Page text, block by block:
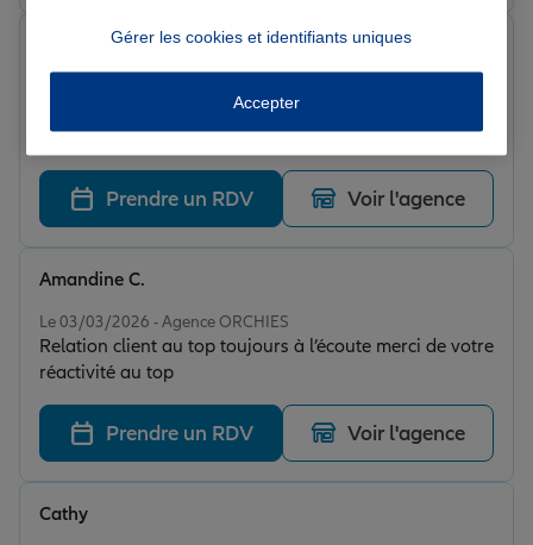
Mon conseiller a repondu à ma demande de dossier,
toujours satisfait d'Allianz à l'écoute de la clientèle.
Christophe D.
Prendre un RDV Voir l'agence
Le 03/03/2026 - Agence ORCHIES
Relation client au top toujours à l’écoute merci de votre
réactivité au top
Amandine C.
Prendre un RDV Voir l'agence
Cathy
Gérer les cookies et identifiants uniques
Accepter